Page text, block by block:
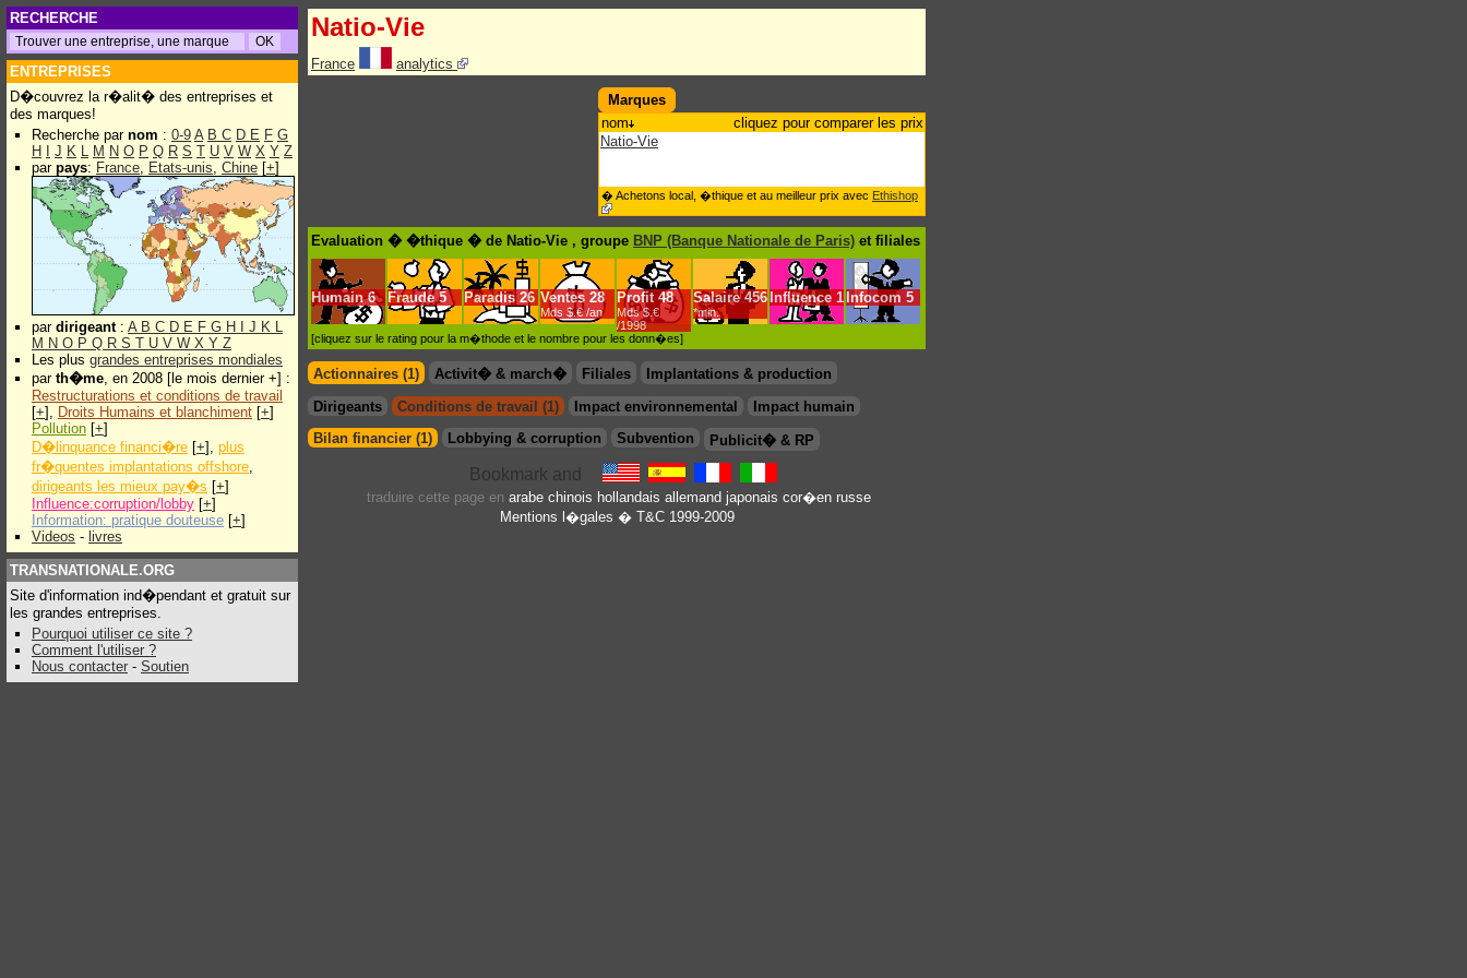
RECHERCHE
ENTREPRISES
D�couvrez la r�alit� des entreprises et
des marques!
Recherche par nom : 0-9 A B C D E F G
H
J K L M N O P Q R S T U V W X Y Z
par pays: France, Etats-unis, Chine [+]
par dirigeant: A B C D E F G H J K L
M N O P Q R S T U V W X Y Z
Les plus grandes entreprises mondiales
par th�me, en 2008 [le mois dernier +] :
Restructurations et conditions de travail
[+], Droits Humains et blanchiment [+]
Pollution [+]
D�linquance financi�re [+], plus
fr�quentes implantations offshore,
dirigeants les mieux pay�s [+]
Influence:corruption/lobby [+]
Information: pratique douteuse [+]
Videos - livres
TRANSNATIONALE.ORG
Site d'information ind�pendant et gratuit sur
les grandes entreprises.
Pourquoi utiliser ce site ?
Comment l'utiliser ?
Nous contacter - Soutien
Natio-Vie
France analytics
Marques
nom
cliquez pour comparer les prix
Natio-Vie
� Achetons local, �thique et au meilleur prix avec Ethishop
Evaluation � �thique � de Natio-Vie , groupe BNP (Banque Nationale de Paris) et filiales
Humain 6 Fraude 5 Paradis 26 Ventes 28
Mds $.€ /an
Profit 48
Mds $.€
/1998
Salaire 456
*min.
Influence 1 Infocom 5
[cliquez sur le rating pour la m�thode et le nombre pour les donn�es]
Actionnaires (1) Activit� & march� Filiales
Implantations & production
Dirigeants
Conditions de travail (1) Impact environnemental
Impact humain
Bilan financier (1)
Lobbying & corruption Subvention Publicit� & RP
traduire cette page en arabe chinois hollandais allemand japonais cor�en russe
Mentions l�gales � T&C 1999-2009